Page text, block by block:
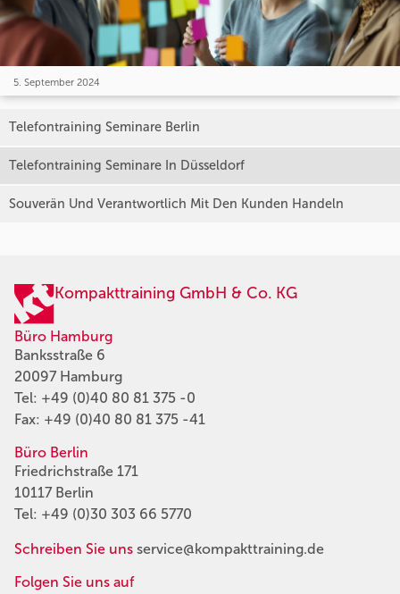
5. September 2024
Telefontraining Seminare Berlin
Telefontraining Seminare In Düsseldorf
Souverän Und Verantwortlich Mit Den Kunden Handeln
Kompakttraining GmbH & Co. KG
Büro Hamburg
Banksstraße 6
20097 Hamburg
Tel: +49 (0)40 80 81 375 -0
Fax: +49 (0)40 80 81 375 -41
Büro Berlin
Friedrichstraße 171
10117 Berlin
Tel: +49 (0)30 303 66 5770
Schreiben Sie uns service@kompakttraining.de
Folgen Sie uns auf